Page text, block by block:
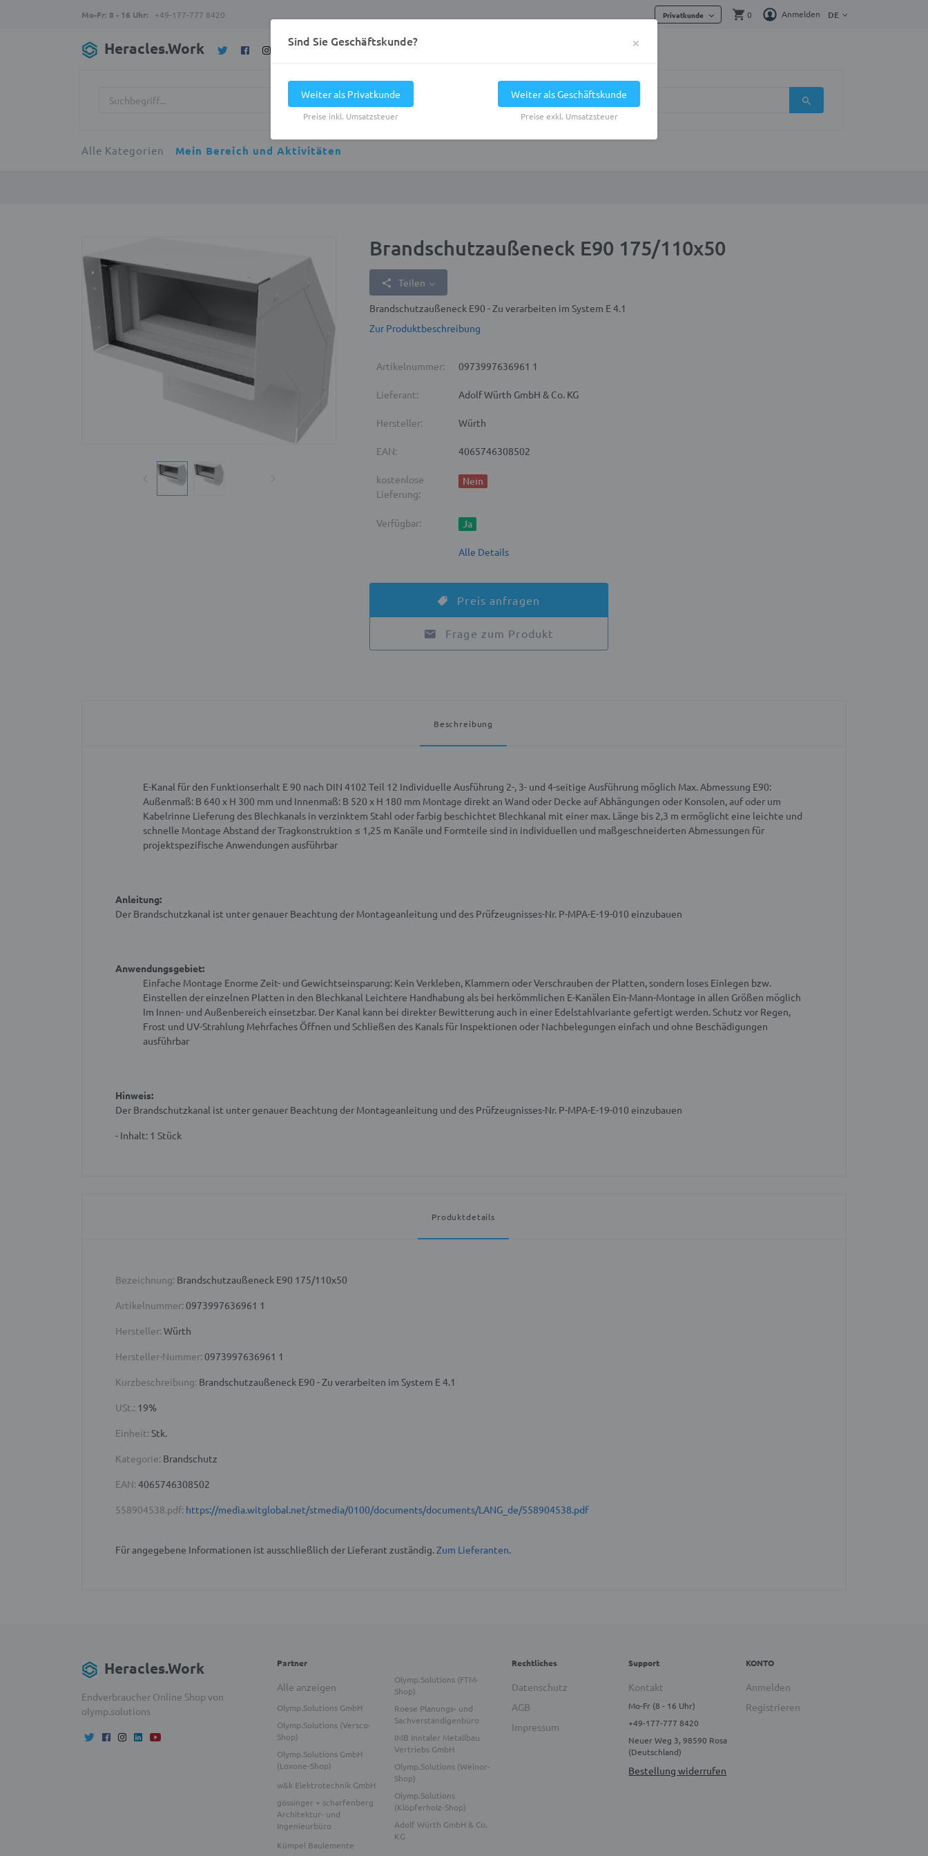
Mo-Fr: 8 - 16 Uhr: +49-177-777 8420 Privatkunde 0 Anmelden DE
Heracles.Work
Alle Kategorien Mein Bereich und Aktivitäten
Brandschutzaußeneck E90 175/110x50
Teilen
Brandschutzaußeneck E90 - Zu verarbeiten im System E 4.1
Zur Produktbeschreibung
Artikelnummer: 0973997636961 1
Lieferant: Adolf Würth GmbH & Co. KG
Hersteller: Würth
EAN: 4065746308502
kostenlose
Lieferung:
Nein
Verfügbar: Ja
Alle Details
Preis anfragen
Frage zum Produkt
Beschreibung
E-Kanal für den Funktionserhalt E 90 nach DIN 4102 Teil 12 Individuelle Ausführung 2-, 3- und 4-seitige Ausführung möglich Max. Abmessung E90:
Außenmaß: B 640 x H 300 mm und Innenmaß: B 520 x H 180 mm Montage direkt an Wand oder Decke auf Abhängungen oder Konsolen, auf oder um
Kabelrinne Lieferung des Blechkanals in verzinktem Stahl oder farbig beschichtet Blechkanal mit einer max. Länge bis 2,3 m ermöglicht eine leichte und
schnelle Montage Abstand der Tragkonstruktion ≤ 1,25 m Kanäle und Formteile sind in individuellen und maßgeschneiderten Abmessungen für
projektspezifische Anwendungen ausführbar
Anleitung:
Der Brandschutzkanal ist unter genauer Beachtung der Montageanleitung und des Prüfzeugnisses-Nr. P-MPA-E-19-010 einzubauen
Anwendungsgebiet:
Einfache Montage Enorme Zeit- und Gewichtseinsparung: Kein Verkleben, Klammern oder Verschrauben der Platten, sondern loses Einlegen bzw.
Einstellen der einzelnen Platten in den Blechkanal Leichtere Handhabung als bei herkömmlichen E-Kanälen Ein-Mann-Montage in allen Größen möglich
Im Innen- und Außenbereich einsetzbar. Der Kanal kann bei direkter Bewitterung auch in einer Edelstahlvariante gefertigt werden. Schutz vor Regen,
Frost und UV-Strahlung Mehrfaches Öffnen und Schließen des Kanals für Inspektionen oder Nachbelegungen einfach und ohne Beschädigungen
ausführbar
Hinweis:
Der Brandschutzkanal ist unter genauer Beachtung der Montageanleitung und des Prüfzeugnisses-Nr. P-MPA-E-19-010 einzubauen
- Inhalt: 1 Stück
Produktdetails
Bezeichnung: Brandschutzaußeneck E90 175/110x50
Artikelnummer: 0973997636961 1
Hersteller: Würth
Hersteller-Nummer: 0973997636961 1
Kurzbeschreibung: Brandschutzaußeneck E90 - Zu verarbeiten im System E 4.1
USt.: 19%
Einheit: Stk.
Kategorie: Brandschutz
EAN: 4065746308502
558904538.pdf: https://media.witglobal.net/stmedia/0100/documents/documents/LANG_de/558904538.pdf
Für angegebene Informationen ist ausschließlich der Lieferant zuständig.Zum Lieferanten.
Heracles.Work
Endverbraucher Online Shop von
olymp.solutions
Partner
Alle anzeigen
Olymp.Solutions GmbH
Olymp.Solutions (Versco-
Shop)
Olymp.Solutions GmbH
(Loxone-Shop)
w&k Elektrotechnik GmbH
gössinger + scharfenberg
Architektur- und
Ingenieurbüro
Kümpel Baulemente
Olymp.Solutions (FTM-
Shop)
Roese Planungs- und
Sachverständigenbüro
IMB Inntaler Metallbau
Vertriebs GmbH
Olymp.Solutions (Weinor-
Shop)
Olymp.Solutions
(Klöpferholz-Shop)
Adolf Würth GmbH & Co.
KG
Rechtliches
Datenschutz
AGB
Impressum
Support
Kontakt
Mo-Fr (8 - 16 Uhr)
+49-177-777 8420
Neuer Weg 3, 98590 Rosa
(Deutschland)
Bestellung widerrufen
KONTO
Anmelden
Registrieren
Sind Sie Geschäftskunde? ×
Weiter als Privatkunde
Preise inkl. Umsatzsteuer
Weiter als Geschäftskunde
Preise exkl. Umsatzsteuer